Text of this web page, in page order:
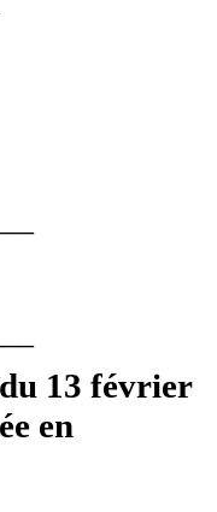
13 février
en